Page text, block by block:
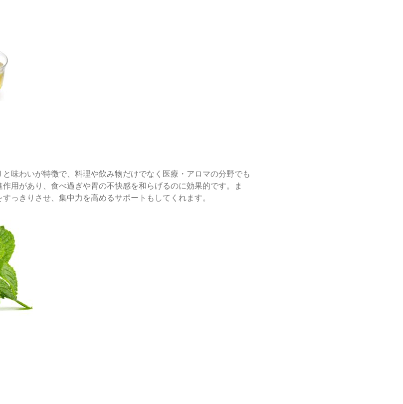
味わいが特徴で、料理や飲み物だけでなく医療・アロマの分野でも
用があり、食べ過ぎや胃の不快感を和らげるのに効果的です。ま
っきりさせ、集中力を高めるサポートもしてくれます。